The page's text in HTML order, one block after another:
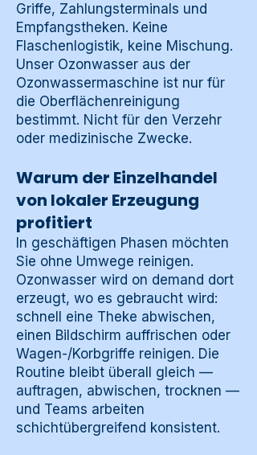
Griffe, Zahlungsterminals und
Empfangstheken. Keine
Flaschenlogistik, keine Mischung.
Unser Ozonwasser aus der
Ozonwassermaschine ist nur für
die Oberflächenreinigung
bestimmt. Nicht für den Verzehr
oder medizinische Zwecke.
Warum der Einzelhandel
von lokaler Erzeugung
profitiert
In geschäftigen Phasen möchten
Sie ohne Umwege reinigen.
Ozonwasser wird on demand dort
erzeugt, wo es gebraucht wird:
schnell eine Theke abwischen,
einen Bildschirm auffrischen oder
Wagen-/Korbgriffe reinigen. Die
Routine bleibt überall gleich —
auftragen, abwischen, trocknen —
und Teams arbeiten
schichtübergreifend konsistent.